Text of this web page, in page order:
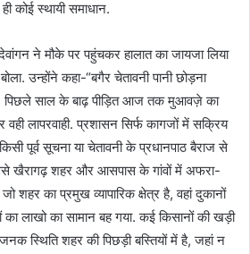
कोई स्थायी समाधान.
ने मौके पर पहुंचकर हालात का जायजा लिया
उन्होंने कहा-“बगैर चेतावनी पानी छोड़ना
पिछले साल के बाढ़ पीड़ित आज तक मुआवज़े का
लापरवाही. प्रशासन सिर्फ कागजों में सक्रिय
पूर्व सूचना या चेतावनी के प्रधानपाठ बैराज से
खैरागढ़ शहर और आसपास के गांवों में अफरा-
शहर का प्रमुख व्यापारिक क्षेत्र है, वहां दुकानों
का लाखो का सामान बह गया. कई किसानों की खड़ी
स्थिति शहर की पिछड़ी बस्तियों में है, जहां न